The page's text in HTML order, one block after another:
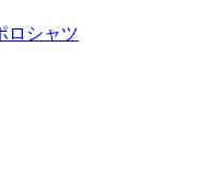
ロシャツ